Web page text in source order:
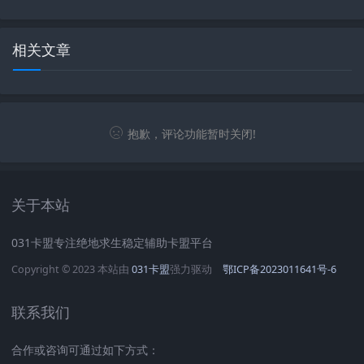
相关文章
抱歉，评论功能暂时关闭!
关于本站
031卡盟专注绝地求生稳定辅助卡盟平台
Copyright © 2023 本站由 031卡盟强力驱动 鄂ICP备2023011641号-6
联系我们
合作或咨询可通过如下方式：